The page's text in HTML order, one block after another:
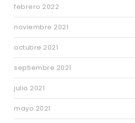
febrero 2022
noviembre 2021
octubre 2021
septiembre 2021
julio 2021
mayo 2021